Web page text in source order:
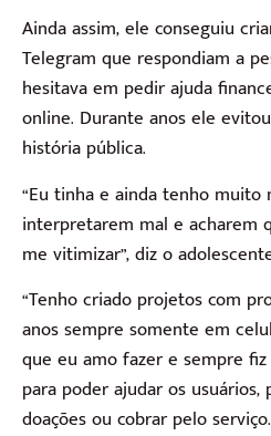
Ainda assim, ele conseguiu
Telegram que respondiam a
hesitava em pedir ajuda
online. Durante anos ele
história pública.
“Eu tinha e ainda tenho muito
interpretarem mal e acharem
me vitimizar”, diz o
“Tenho criado projetos com
anos sempre somente em
que eu amo fazer e sempre
para poder ajudar os
doações ou cobrar pelo